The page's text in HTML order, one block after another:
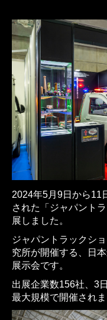
2024年5月9日から11
された「ジャパント
展しました。
ジャパントラックシ
究所が開催する、日
展示会です。
出展企業数156社、3
最大規模で開催されま